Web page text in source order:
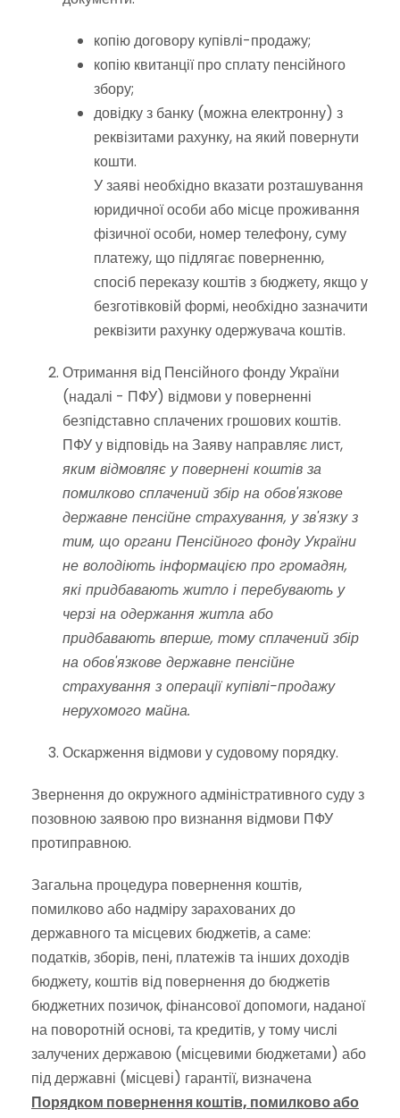
копію договору купівлі-продажу;
копію квитанції про сплату пенсійного
збору;
довідку з банку (можна електронну) з
реквізитами рахунку, на який повернути
кошти.
У заяві необхідно вказати розташування
юридичної особи або місце проживання
фізичної особи, номер телефону, суму
платежу, що підлягає поверненню,
спосіб переказу коштів з бюджету, якщо у
безготівковій формі, необхідно зазначити
реквізити рахунку одержувача коштів.
Отримання від Пенсійного фонду України
(надалі - ПФУ) відмови у поверненні
безпідставно сплачених грошових коштів.
ПФУ у відповідь на Заяву направляє лист,
яким відмовляє у повернені коштів за
помилково сплачений збір на обов'язкове
державне пенсійне страхування, у зв'язку з
тим, що органи Пенсійного фонду України
не володіють інформацією про громадян,
які придбавають житло і перебувають у
черзі на одержання житла або
придбавають вперше, тому сплачений збір
на обов'язкове державне пенсійне
страхування з операції купівлі-продажу
нерухомого майна.
Оскарження відмови у судовому порядку.
Звернення до окружного адміністративного суду з
позовною заявою про визнання відмови ПФУ
протиправною.
Загальна процедура повернення коштів,
помилково або надміру зарахованих до
державного та місцевих бюджетів, а саме:
податків, зборів, пені, платежів та інших доходів
бюджету, коштів від повернення до бюджетів
бюджетних позичок, фінансової допомоги, наданої
на поворотній основі, та кредитів, у тому числі
залучених державою (місцевими бюджетами) або
під державні (місцеві) гарантії, визначена
Порядком повернення коштів, помилково або